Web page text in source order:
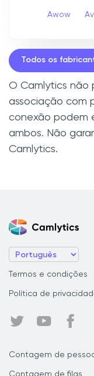
Awow
Todos os
O Camlytics não
associação com
conexão podem
ambos. Não
Camlytics.
Termos e condições
Política de
Contagem de
Contagem de filas